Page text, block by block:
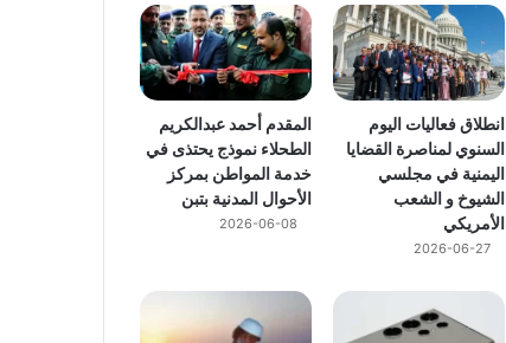
انطلاق فعاليات اليوم
السنوي لمناصرة القضايا
اليمنية في مجلسي
الشيوخ و الشعب
الأمريكي
2026-06-27
المقدم أحمد عبدالكريم
الطحلاء نموذج يحتذى في
خدمة المواطن بمركز
الأحوال المدنية بتبن
2026-06-08